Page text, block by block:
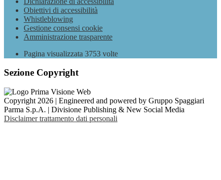
Obiettivi di accessibilità
Whistleblowing
Gestione consensi cookie
Amministrazione trasparente
Pagina visualizzata 3753 volte
Sezione Copyright
Copyright 2026 | Engineered and powered by Gruppo Spaggiari
Parma S.p.A. | Divisione Publishing & New Social Media
Disclaimer trattamento dati personali